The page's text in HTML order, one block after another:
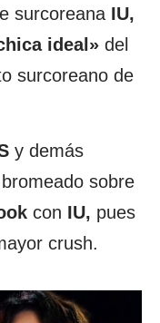
surcoreana IU,
ideal» del
surcoreano de
y demás
sobre
con IU, pues
crush.